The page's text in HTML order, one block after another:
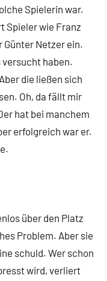
Spielerin war.
Spieler wie Franz
Netzer ein.
versucht haben.
die ließen sich
Oh, da fällt mir
hat bei manchem
erfolgreich war er.
über den Platz
Problem. Aber sie
schuld. Wer schon
wird, verliert